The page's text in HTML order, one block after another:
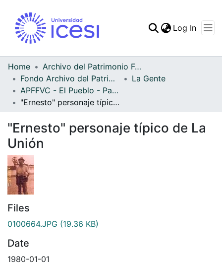
Statistics
Log In
Home
Archivo del Patrimonio Fotográfico y Fílmico del Valle del Cauca
Fondo Archivo del Patrimonio Fotográfico y Fílmico del Valle del Cauca
La Gente
APFFVC - El Pueblo - Patrimonial
"Ernesto" personaje típico de La Unión
"Ernesto" personaje típico de La
Unión
Files
0100664.JPG (19.36 KB)
Date
1980-01-01